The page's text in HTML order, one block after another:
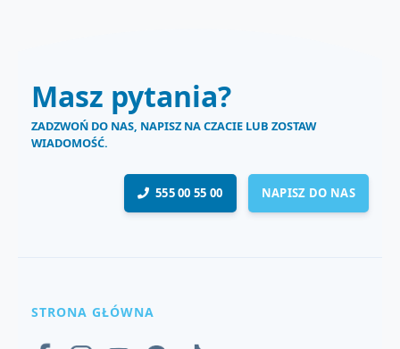
Masz pytania?
ZADZWOŃ DO NAS, NAPISZ NA CZACIE LUB ZOSTAW
WIADOMOŚĆ.
555 00 55 00 NAPISZ DO NAS
STRONA GŁÓWNA